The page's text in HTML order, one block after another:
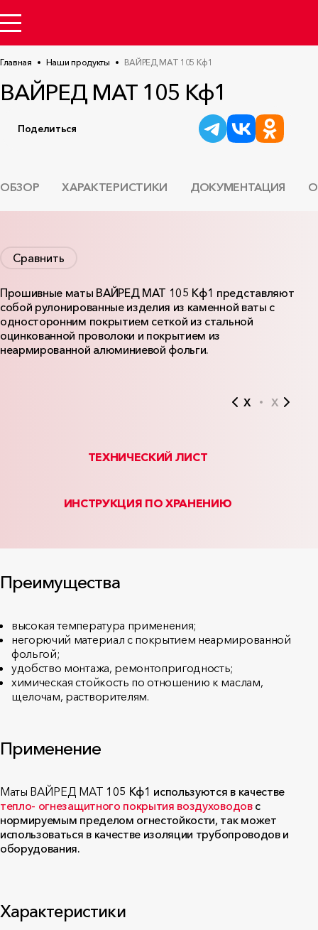
Главная Наши продукты ВАЙРЕД МАТ 105 Кф1
ВАЙРЕД МАТ 105 Кф1
Поделиться
ОБЗОР ХАРАКТЕРИСТИКИ ДОКУМЕНТАЦИЯ
Сравнить
Прошивные маты ВАЙРЕД МАТ 105 Кф1 представляют
собой рулонированные изделия из каменной ваты с
односторонним покрытием сеткой из стальной
оцинкованной проволоки и покрытием из
неармированной алюминиевой фольги.
ТЕХНИЧЕСКИЙ ЛИСТ
ИНСТРУКЦИЯ ПО ХРАНЕНИЮ
X X
Преимущества
высокая температура применения;
негорючий материал с покрытием неармированной
фольгой;
удобство монтажа, ремонтопригодность;
химическая стойкость по отношению к маслам,
щелочам, растворителям.
Применение
Маты ВАЙРЕД МАТ 105 Кф1 используются в качестве
тепло- огнезащитного покрытия воздуховодовс
нормируемым пределом огнестойкости, так может
использоваться в качестве изоляции трубопроводов и
оборудования.
Характеристики